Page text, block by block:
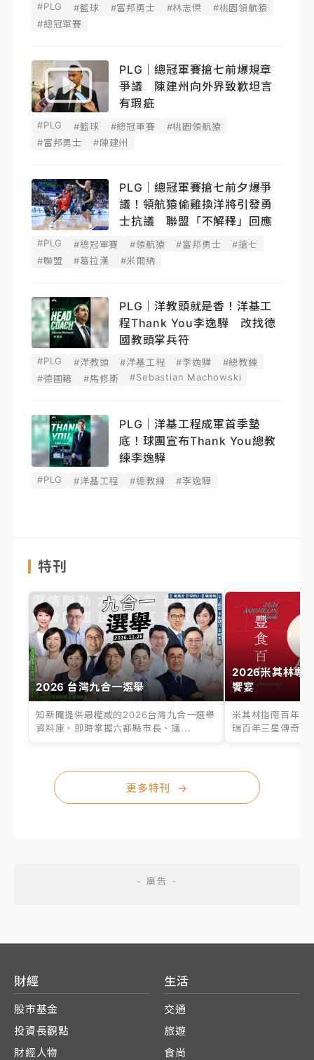
#PLG #籃球 #富邦勇士 #林志傑
#桃園領航猿
#總冠軍賽
PLG｜總冠軍賽搶七前爆規章
爭議 陳建州向外界致歉坦言
有瑕疵
#PLG #籃球 #總冠軍賽
#桃園領航猿
#富邦勇士
#陳建州
PLG｜總冠軍賽搶七前夕爆爭
議！領航猿偷雞換洋將引發勇
士抗議 聯盟「不解釋」回應
#PLG #總冠軍賽 #領航猿 #富邦勇士
#搶七
#聯盟
#葛拉漢 #米爾納
PLG｜洋教頭就是香！洋基工
程Thank You李逸驊 改找德
國教頭掌兵符
#PLG #洋教頭 #洋基工程 #李逸驊
#總教練
#德國籍
#馬修斯 #Sebastian Machowski
PLG｜洋基工程成軍首季墊
底！球團宣布Thank You總教
練李逸驊
#PLG #洋基工程 #總教練 #李逸驊
特刊
2026 台灣九合一選舉
知新聞提供最權威的2026台灣九合一選舉
資料庫。即時掌握六都縣市長、議...
2026米其林專
饗宴
米其林指南百年之
瑞百年三星傳奇、
更多特刊 →
財經
股市基金
投資長觀點
財經人物
生活
交通
旅遊
食尚